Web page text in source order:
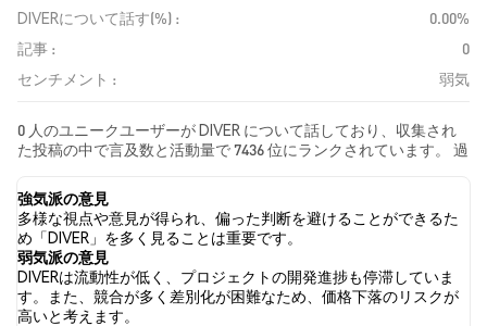
DIVERについて話す(%) :
0.00%
記事 :
0
センチメント :
弱気
0 人のユニークユーザーが DIVER について話しており、収集され
た投稿の中で言及数と活動量で 7436 位にランクされています。 過
情は 弱気 でした。 最後に、DIVER に関するニュース記事が 0 件公
開されました。 Twitterでは、NaN% のツイートが強気の感情を
示し、NaN% のツイートが弱気の感情を示しました。 NaN% のツ
イートは DIVER に対して中立的でした。 これらの感情分析は 0 件
のツイートに基づいています。
強気派の意見
多様な視点や意見が得られ、偏った判断を避けることができるた
め「DIVER」を多く見ることは重要です。
弱気派の意見
DIVERは流動性が低く、プロジェクトの開発進捗も停滞していま
す。また、競合が多く差別化が困難なため、価格下落のリスクが
高いと考えます。